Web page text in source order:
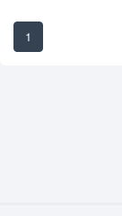
1